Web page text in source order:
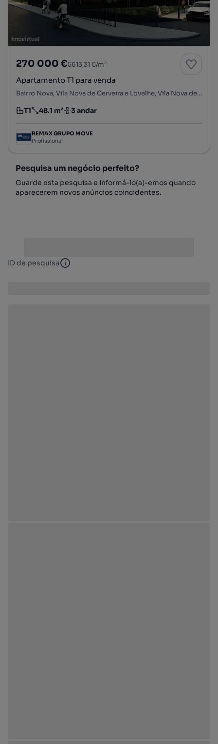
270 000 €5613,31 €/m²
Apartamento T1 para venda
Bairro Nova, Vila Nova de Cerveira e Lovelhe, Vila Nova de Cerveira, Viana do Castelo
Tipologia
T1
Preço por metro quadrado
48.1 m²
Andar 3 andar
REMAX GRUPO MOVE
Profissional
Pesquisa um negócio perfeito?
Guarde esta pesquisa e informá-lo(a)-emos quando
aparecerem novos anúncios coincidentes.
ID de pesquisa ID de pesquisa